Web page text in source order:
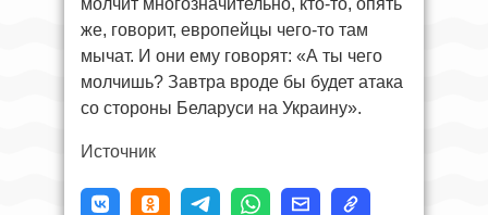
молчит многозначительно, кто-то, опять
же, говорит, европейцы чего-то там
мычат. И они ему говорят: «А ты чего
молчишь? Завтра вроде бы будет атака
со стороны Беларуси на Украину».
Источник